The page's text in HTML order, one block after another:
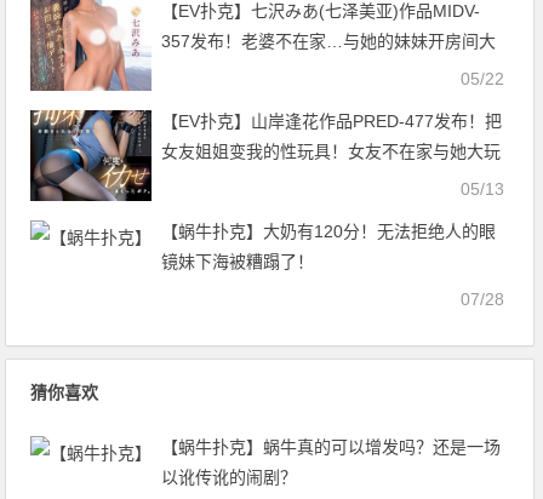
【EV扑克】七沢みあ(七泽美亚)作品MIDV-
357发布！老婆不在家…与她的妹妹开房间大
05/22
【EV扑克】山岸逢花作品PRED-477发布！把
女友姐姐变我的性玩具！女友不在家与她大玩
05/13
【蜗牛扑克】大奶有120分！无法拒绝人的眼
镜妹下海被糟蹋了！
07/28
猜你喜欢
【蜗牛扑克】蜗牛真的可以增发吗？还是一场
以讹传讹的闹剧？